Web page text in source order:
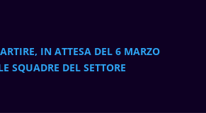
IN ATTESA DEL 6 MARZO
SQUADRE DEL SETTORE